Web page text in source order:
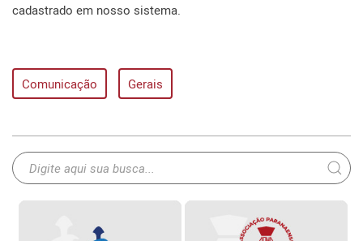
cadastrado em nosso sistema.
Comunicação Gerais